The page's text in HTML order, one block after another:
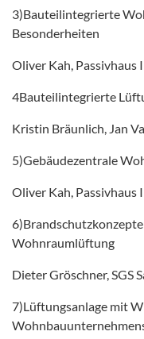
3)Bauteilintegrierte
Besonderheiten
Oliver Kah, Passivhaus
4Bauteilintegrierte
Kristin Bräunlich, Jan
5)Gebäudezentrale
Oliver Kah, Passivhaus
Wohnraumlüftung
Dieter Gröschner, SGS
7)Lüftungsanlage mit